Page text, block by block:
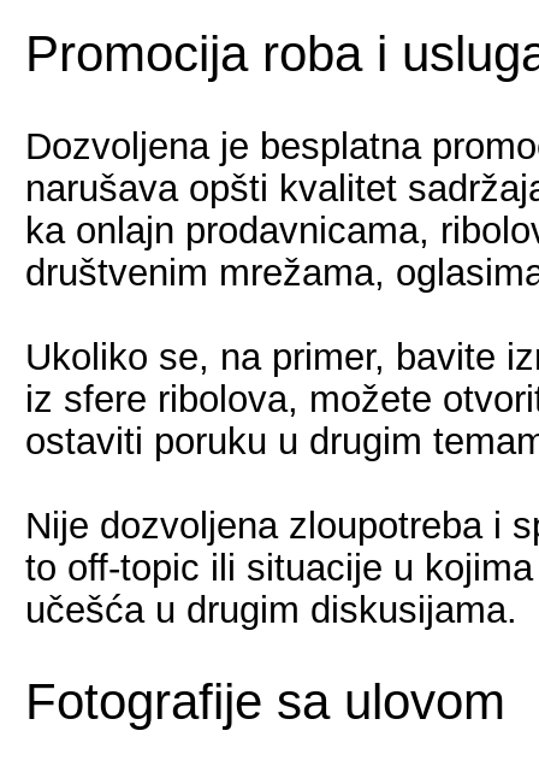
Promocija roba i
Dozvoljena je besplatna
narušava opšti kvalitet
ka onlajn prodavnicama,
društvenim mrežama,
Ukoliko se, na primer, bavite
iz sfere ribolova, možete
ostaviti poruku u drugim
Nije dozvoljena zloupotreba i
to off-topic ili situacije u
učešća u drugim diskusijama.
Fotografije sa ulovom